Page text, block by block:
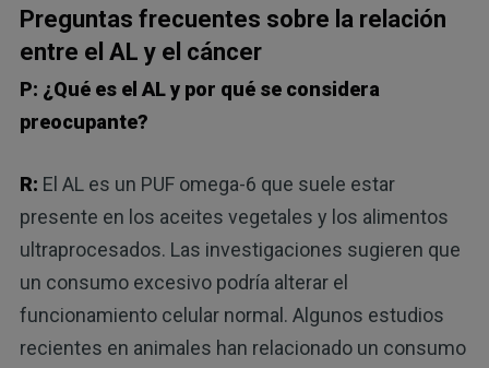
Preguntas frecuentes sobre la relación
entre el AL y el cáncer
P: ¿Qué es el AL y por qué se considera
preocupante?
R: El AL es un PUF omega-6 que suele estar
presente en los aceites vegetales y los alimentos
ultraprocesados. Las investigaciones sugieren que
un consumo excesivo podría alterar el
funcionamiento celular normal. Algunos estudios
recientes en animales han relacionado un consumo